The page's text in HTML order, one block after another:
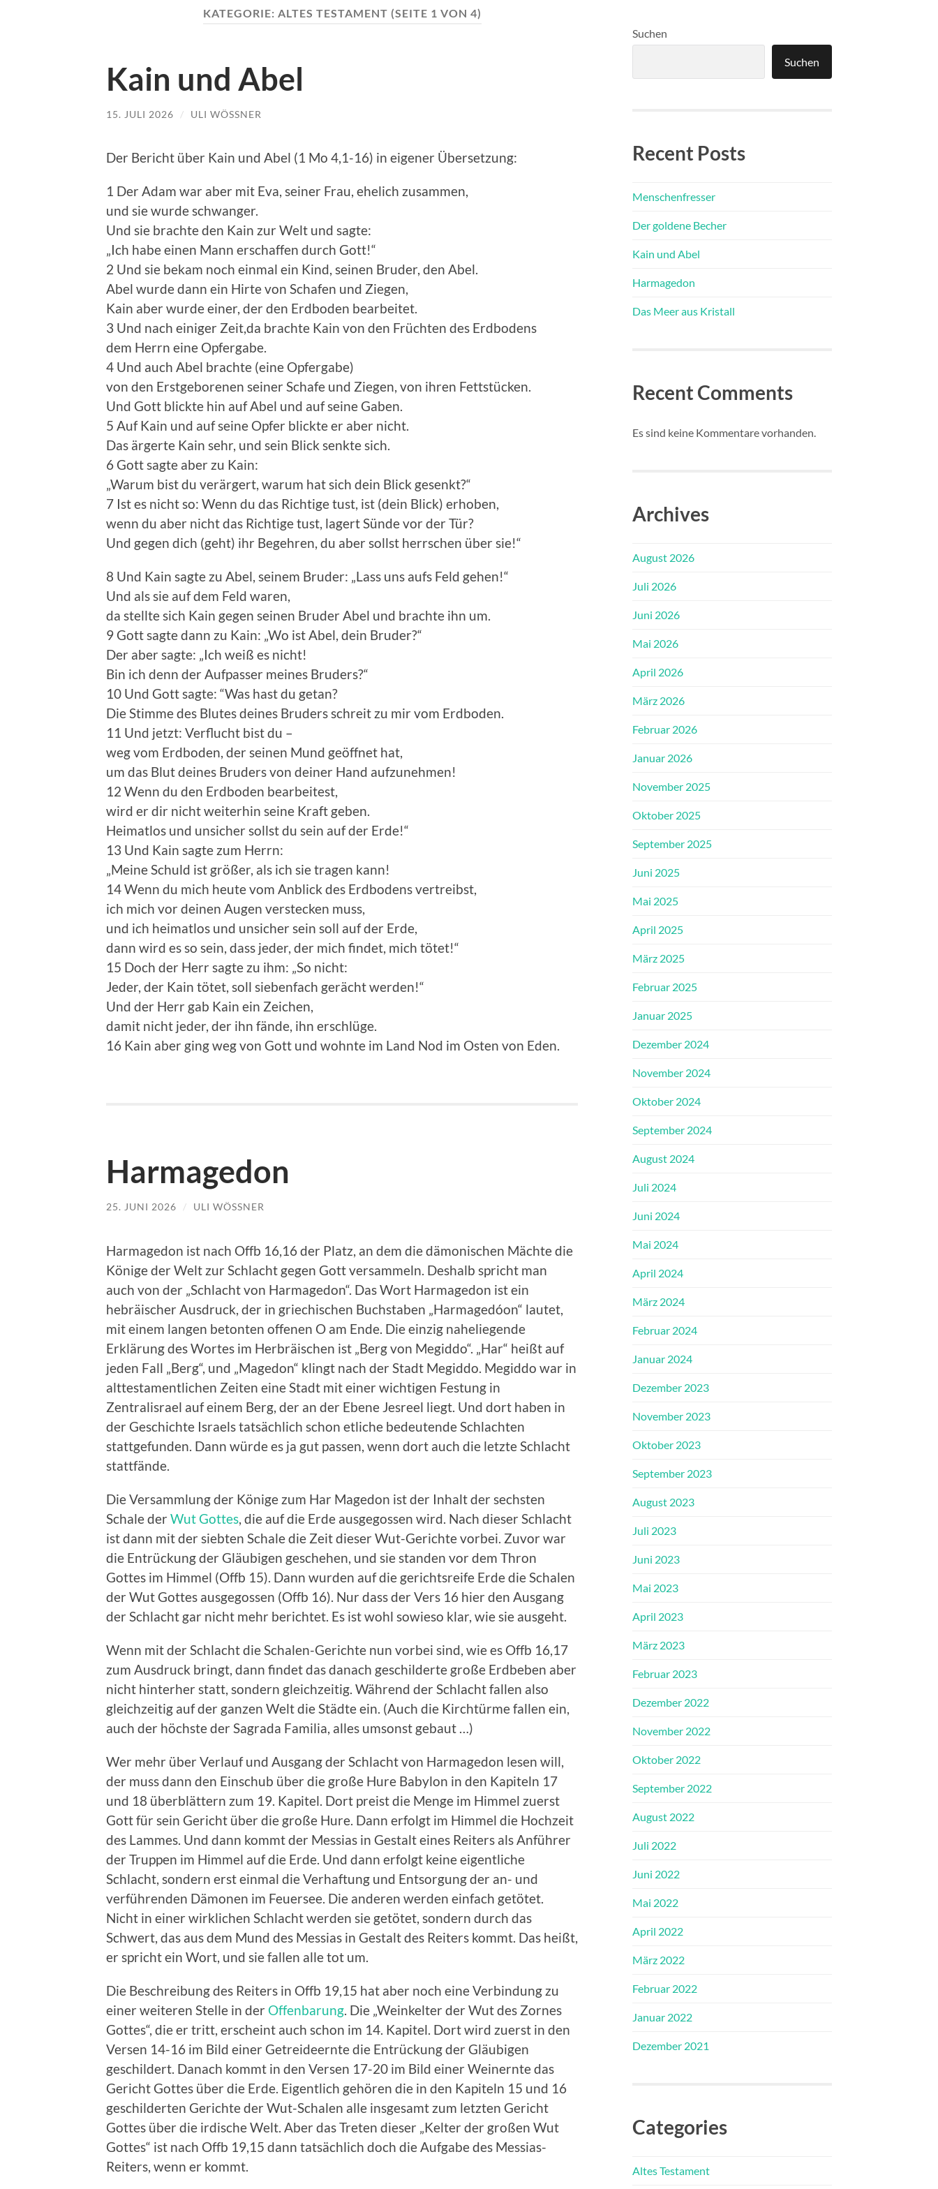
KATEGORIE: ALTES TESTAMENT (SEITE 1 VON 4)
Kain und Abel
15. JULI 2026 / ULI WÖSSNER
Der Bericht über Kain und Abel (1 Mo 4,1-16) in eigener Übersetzung:
1 Der Adam war aber mit Eva, seiner Frau, ehelich zusammen,
und sie wurde schwanger.
Und sie brachte den Kain zur Welt und sagte:
„Ich habe einen Mann erschaffen durch Gott!“
2 Und sie bekam noch einmal ein Kind, seinen Bruder, den Abel.
Abel wurde dann ein Hirte von Schafen und Ziegen,
Kain aber wurde einer, der den Erdboden bearbeitet.
3 Und nach einiger Zeit,da brachte Kain von den Früchten des Erdbodens
dem Herrn eine Opfergabe.
4 Und auch Abel brachte (eine Opfergabe)
von den Erstgeborenen seiner Schafe und Ziegen, von ihren Fettstücken.
Und Gott blickte hin auf Abel und auf seine Gaben.
5 Auf Kain und auf seine Opfer blickte er aber nicht.
Das ärgerte Kain sehr, und sein Blick senkte sich.
6 Gott sagte aber zu Kain:
„Warum bist du verärgert, warum hat sich dein Blick gesenkt?“
7 Ist es nicht so: Wenn du das Richtige tust, ist (dein Blick) erhoben,
wenn du aber nicht das Richtige tust, lagert Sünde vor der Tür?
Und gegen dich (geht) ihr Begehren, du aber sollst herrschen über sie!“
8 Und Kain sagte zu Abel, seinem Bruder: „Lass uns aufs Feld gehen!“
Und als sie auf dem Feld waren,
da stellte sich Kain gegen seinen Bruder Abel und brachte ihn um.
9 Gott sagte dann zu Kain: „Wo ist Abel, dein Bruder?“
Der aber sagte: „Ich weiß es nicht!
Bin ich denn der Aufpasser meines Bruders?“
10 Und Gott sagte: “Was hast du getan?
Die Stimme des Blutes deines Bruders schreit zu mir vom Erdboden.
11 Und jetzt: Verflucht bist du –
weg vom Erdboden, der seinen Mund geöffnet hat,
um das Blut deines Bruders von deiner Hand aufzunehmen!
12 Wenn du den Erdboden bearbeitest,
wird er dir nicht weiterhin seine Kraft geben.
Heimatlos und unsicher sollst du sein auf der Erde!“
13 Und Kain sagte zum Herrn:
„Meine Schuld ist größer, als ich sie tragen kann!
14 Wenn du mich heute vom Anblick des Erdbodens vertreibst,
ich mich vor deinen Augen verstecken muss,
und ich heimatlos und unsicher sein soll auf der Erde,
dann wird es so sein, dass jeder, der mich findet, mich tötet!“
15 Doch der Herr sagte zu ihm: „So nicht:
Jeder, der Kain tötet, soll siebenfach gerächt werden!“
Und der Herr gab Kain ein Zeichen,
damit nicht jeder, der ihn fände, ihn erschlüge.
16 Kain aber ging weg von Gott und wohnte im Land Nod im Osten von Eden.
Harmagedon
25. JUNI 2026 / ULI WÖSSNER
Harmagedon ist nach Offb 16,16 der Platz, an dem die dämonischen Mächte die
Könige der Welt zur Schlacht gegen Gott versammeln. Deshalb spricht man
auch von der „Schlacht von Harmagedon“. Das Wort Harmagedon ist ein
hebräischer Ausdruck, der in griechischen Buchstaben „Harmagedóon“ lautet,
mit einem langen betonten offenen O am Ende. Die einzig naheliegende
Erklärung des Wortes im Herbräischen ist „Berg von Megiddo“. „Har“ heißt auf
jeden Fall „Berg“, und „Magedon“ klingt nach der Stadt Megiddo. Megiddo war in
alttestamentlichen Zeiten eine Stadt mit einer wichtigen Festung in
Zentralisrael auf einem Berg, der an der Ebene Jesreel liegt. Und dort haben in
der Geschichte Israels tatsächlich schon etliche bedeutende Schlachten
stattgefunden. Dann würde es ja gut passen, wenn dort auch die letzte Schlacht
stattfände.
Die Versammlung der Könige zum Har Magedon ist der Inhalt der sechsten
Schale der Wut Gottes, die auf die Erde ausgegossen wird. Nach dieser Schlacht
ist dann mit der siebten Schale die Zeit dieser Wut-Gerichte vorbei. Zuvor war
die Entrückung der Gläubigen geschehen, und sie standen vor dem Thron
Gottes im Himmel (Offb 15). Dann wurden auf die gerichtsreife Erde die Schalen
der Wut Gottes ausgegossen (Offb 16). Nur dass der Vers 16 hier den Ausgang
der Schlacht gar nicht mehr berichtet. Es ist wohl sowieso klar, wie sie ausgeht.
Wenn mit der Schlacht die Schalen-Gerichte nun vorbei sind, wie es Offb 16,17
zum Ausdruck bringt, dann findet das danach geschilderte große Erdbeben aber
nicht hinterher statt, sondern gleichzeitig. Während der Schlacht fallen also
gleichzeitig auf der ganzen Welt die Städte ein. (Auch die Kirchtürme fallen ein,
auch der höchste der Sagrada Familia, alles umsonst gebaut …)
Wer mehr über Verlauf und Ausgang der Schlacht von Harmagedon lesen will,
der muss dann den Einschub über die große Hure Babylon in den Kapiteln 17
und 18 überblättern zum 19. Kapitel. Dort preist die Menge im Himmel zuerst
Gott für sein Gericht über die große Hure. Dann erfolgt im Himmel die Hochzeit
des Lammes. Und dann kommt der Messias in Gestalt eines Reiters als Anführer
der Truppen im Himmel auf die Erde. Und dann erfolgt keine eigentliche
Schlacht, sondern erst einmal die Verhaftung und Entsorgung der an- und
verführenden Dämonen im Feuersee. Die anderen werden einfach getötet.
Nicht in einer wirklichen Schlacht werden sie getötet, sondern durch das
Schwert, das aus dem Mund des Messias in Gestalt des Reiters kommt. Das heißt,
er spricht ein Wort, und sie fallen alle tot um.
Die Beschreibung des Reiters in Offb 19,15 hat aber noch eine Verbindung zu
einer weiteren Stelle in der Offenbarung. Die „Weinkelter der Wut des Zornes
Gottes“, die er tritt, erscheint auch schon im 14. Kapitel. Dort wird zuerst in den
Versen 14-16 im Bild einer Getreideernte die Entrückung der Gläubigen
geschildert. Danach kommt in den Versen 17-20 im Bild einer Weinernte das
Gericht Gottes über die Erde. Eigentlich gehören die in den Kapiteln 15 und 16
geschilderten Gerichte der Wut-Schalen alle insgesamt zum letzten Gericht
Gottes über die irdische Welt. Aber das Treten dieser „Kelter der großen Wut
Gottes“ ist nach Offb 19,15 dann tatsächlich doch die Aufgabe des Messias-
Reiters, wenn er kommt.
Suchen
Suchen
Recent Posts
Menschenfresser
Der goldene Becher
Kain und Abel
Harmagedon
Das Meer aus Kristall
Recent Comments
Es sind keine Kommentare vorhanden.
Archives
August 2026
Juli 2026
Juni 2026
Mai 2026
April 2026
März 2026
Februar 2026
Januar 2026
November 2025
Oktober 2025
September 2025
Juni 2025
Mai 2025
April 2025
März 2025
Februar 2025
Januar 2025
Dezember 2024
November 2024
Oktober 2024
September 2024
August 2024
Juli 2024
Juni 2024
Mai 2024
April 2024
März 2024
Februar 2024
Januar 2024
Dezember 2023
November 2023
Oktober 2023
September 2023
August 2023
Juli 2023
Juni 2023
Mai 2023
April 2023
März 2023
Februar 2023
Dezember 2022
November 2022
Oktober 2022
September 2022
August 2022
Juli 2022
Juni 2022
Mai 2022
April 2022
März 2022
Februar 2022
Januar 2022
Dezember 2021
Categories
Altes Testament